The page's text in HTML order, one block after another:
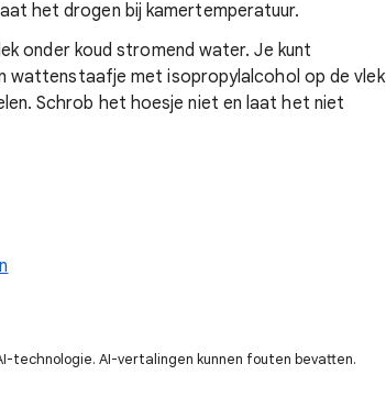
het drogen bij kamertemperatuur.
onder koud stromend water. Je kunt
wattenstaafje met isopropylalcohol op de vlek
Schrob het hoesje niet en laat het niet
technologie. AI-vertalingen kunnen fouten bevatten.